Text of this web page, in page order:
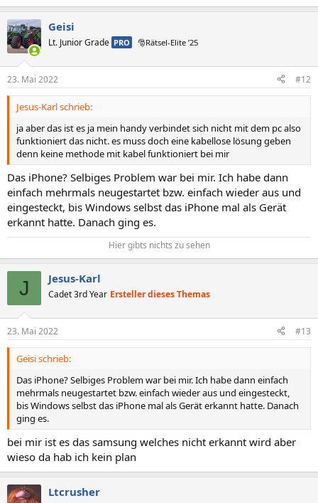
Geisi
Lt. Junior Grade PRO 🎅Rätsel-Elite ’25
23. Mai 2022 #12
Jesus-Karl schrieb:
ja aber das ist es ja mein handy verbindet sich nicht mit dem pc also
funktioniert das nicht. es muss doch eine kabellose lösung geben
denn keine methode mit kabel funktioniert bei mir
Das iPhone? Selbiges Problem war bei mir. Ich habe dann
einfach mehrmals neugestartet bzw. einfach wieder aus und
eingesteckt, bis Windows selbst das iPhone mal als Gerät
erkannt hatte. Danach ging es.
Hier gibts nichts zu sehen​
J Jesus-Karl
Cadet 3rd Year Ersteller dieses Themas
23. Mai 2022 #13
Geisi schrieb:
Das iPhone? Selbiges Problem war bei mir. Ich habe dann einfach
mehrmals neugestartet bzw. einfach wieder aus und eingesteckt,
bis Windows selbst das iPhone mal als Gerät erkannt hatte. Danach
ging es.
bei mir ist es das samsung welches nicht erkannt wird aber
wieso da hab ich kein plan
Ltcrusher